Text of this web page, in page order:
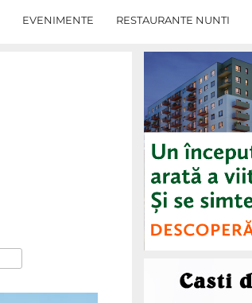
EVENIMENTE RESTAURANTE NUNTI